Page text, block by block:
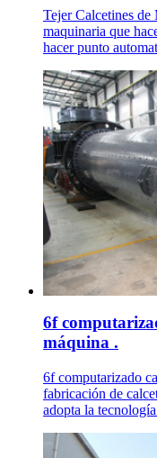
Tejer Calcetines
maquinaria que
hacer punto
6f
máquina .
6f computarizado
fabricación de
adopta la